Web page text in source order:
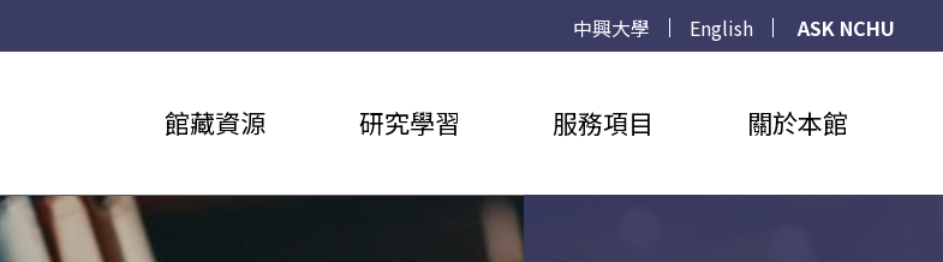
中興大學 English
ASK NCHU
館藏資源 研究學習 服務項目 關於本館